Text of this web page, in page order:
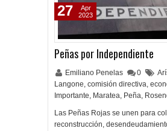
Peñas por Independiente
Emiliano Penelas 0
Langone, comisión directiva,
Importante, Maratea, Peña,
Las Peñas Rojas se unen para
reconstrucción,
27
Apr
2023